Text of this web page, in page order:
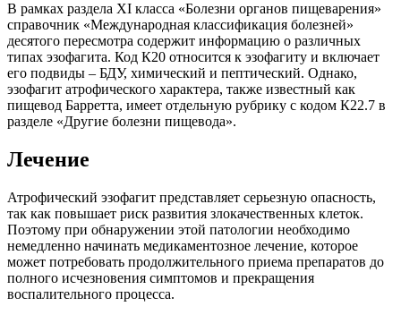
В рамках раздела XI класса «Болезни органов пищеварения»
справочник «Международная классификация болезней»
десятого пересмотра содержит информацию о различных
типах эзофагита. Код К20 относится к эзофагиту и включает
его подвиды – БДУ, химический и пептический. Однако,
эзофагит атрофического характера, также известный как
пищевод Барретта, имеет отдельную рубрику с кодом К22.7 в
разделе «Другие болезни пищевода».
Лечение
Атрофический эзофагит представляет серьезную опасность,
так как повышает риск развития злокачественных клеток.
Поэтому при обнаружении этой патологии необходимо
немедленно начинать медикаментозное лечение, которое
может потребовать продолжительного приема препаратов до
полного исчезновения симптомов и прекращения
воспалительного процесса.